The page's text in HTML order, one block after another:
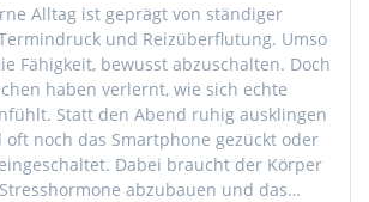
Alltag ist geprägt von ständiger
und Reizüberflutung. Umso
Fähigkeit, bewusst abzuschalten. Doch
haben verlernt, wie sich echte
Statt den Abend ruhig ausklingen
oft noch das Smartphone gezückt oder
Dabei braucht der Körper
abzubauen und das…